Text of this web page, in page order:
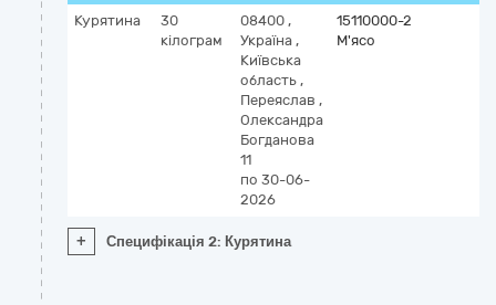
Курятина
30
кілограм
08400 ,
Україна ,
Київська
область ,
Переяслав ,
Олександра
Богданова
11
по 30-06-
2026
15110000-2
М'ясо
+ Специфікація 2: Курятина